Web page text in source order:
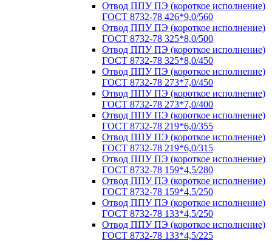
Отвод ППУ ПЭ (короткое исполнение)
ГОСТ 8732-78 426*9,0/560
Отвод ППУ ПЭ (короткое исполнение)
ГОСТ 8732-78 325*8,0/500
Отвод ППУ ПЭ (короткое исполнение)
ГОСТ 8732-78 325*8,0/450
Отвод ППУ ПЭ (короткое исполнение)
ГОСТ 8732-78 273*7,0/450
Отвод ППУ ПЭ (короткое исполнение)
ГОСТ 8732-78 273*7,0/400
Отвод ППУ ПЭ (короткое исполнение)
ГОСТ 8732-78 219*6,0/355
Отвод ППУ ПЭ (короткое исполнение)
ГОСТ 8732-78 219*6,0/315
Отвод ППУ ПЭ (короткое исполнение)
ГОСТ 8732-78 159*4,5/280
Отвод ППУ ПЭ (короткое исполнение)
ГОСТ 8732-78 159*4,5/250
Отвод ППУ ПЭ (короткое исполнение)
ГОСТ 8732-78 133*4,5/250
Отвод ППУ ПЭ (короткое исполнение)
ГОСТ 8732-78 133*4,5/225